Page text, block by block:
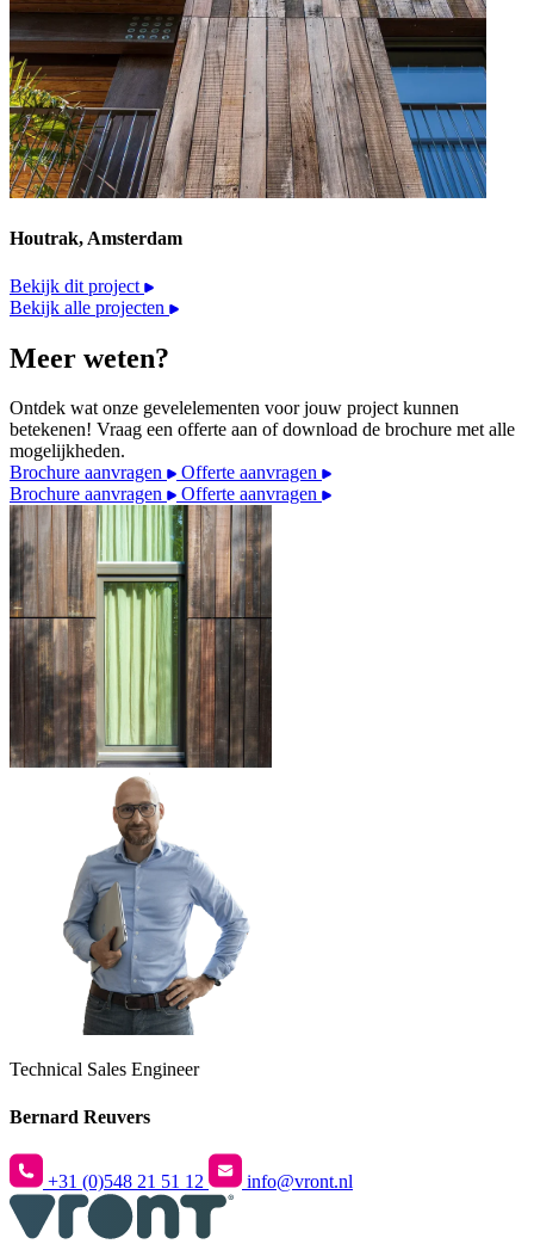
Houtrak, Amsterdam
Bekijk dit project
Bekijk alle projecten
Meer weten?
Ontdek wat onze gevelelementen voor jouw project kunnen
betekenen! Vraag een offerte aan of download de brochure met alle
mogelijkheden.
Brochure aanvragen
Offerte aanvragen
Brochure aanvragen
Offerte aanvragen
Technical Sales Engineer
Bernard Reuvers
+31 (0)548 21 51 12 info@vront.nl